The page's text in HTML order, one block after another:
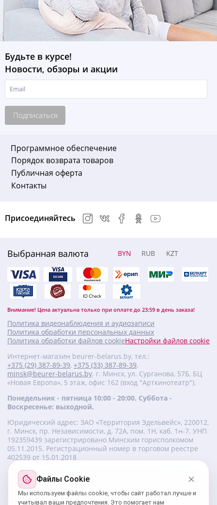
Будьте в курсе!
Новости, обзоры и акции
Подписаться
Программное обеспечение
Порядок возврата товаров
Публичная оферта
Контакты
Выбранная валюта BYN RUB KZT
Внимание! Цена актуальна только при оплате до 23:59 в день заказа!
Присоединяйтесь
Политика видеонаблюдения и аудиозаписи
Политика обработки персональных данных
Политика обработки файлов cookieНастройки файлов cookie
Интернет-магазин beurer-belarus.by, тел.:
+375 (29) 387-89-39, +375 (33) 387-89-39,
minsk@beurer-belarus.by. г. Минск, ул. Сурганова, 57Б, БЦ
«Новая Европа», 5 этаж, офис 162 (вход "Арткинотеатр").
Понедельник - пятница 10:00 - 20:00. Суббота -
Воскресенье: выходной.
Юридический адрес: ЗАО «Территория Эдельвейс», 220012,
г. Минск, пр. Независимости, д. 72А, пом. 1Н, каб. 1н-7. УНП
‎192359439 зарегистрировано Минским горисполкомом
05.11.2015. Регистрационный номер в торговом реестре
402539 от 15.01.2018
Изготовитель beurer: Бойрер Гмбх, Софлингер штрассе 218,
89077-УЛМ, Германия.
Импортер: ЗАО «Территория Эдельвейс», 220056, г. Минск,
Файлы Cookie
Мы используем файлы cookie, чтобы сайт работал лучше и
учитывал ваши предпочтения. Это помогает нам